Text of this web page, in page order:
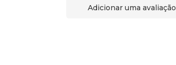
Adicionar uma avaliação